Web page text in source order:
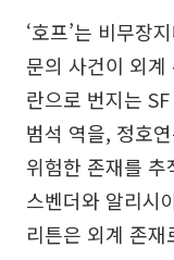
‘호프’는 비무장
문의 사건이 외
란으로 번지는
범석 역을, 정호
위험한 존재를 추
스벤더와 알리시
리튼은 외계 존재